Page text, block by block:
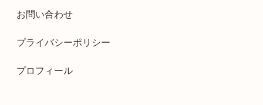
お問い合わせ
プライバシーポリシー
プロフィール